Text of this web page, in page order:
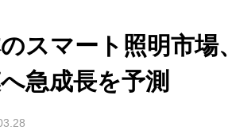
のスマート照明市
急成長を予測